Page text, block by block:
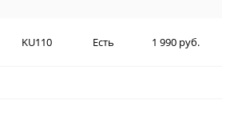
KU110 Есть 1 990 руб.